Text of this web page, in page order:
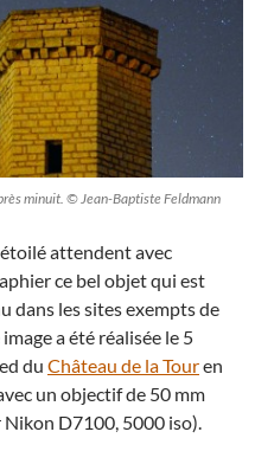
minuit. © Jean-Baptiste Feldmann
étoilé attendent avec
ce bel objet qui est
dans les sites exempts de
a été réalisée le 5
du Château de la Touren
un objectif de 50 mm
D7100, 5000 iso).
46P/Wirtanen au-dessus du